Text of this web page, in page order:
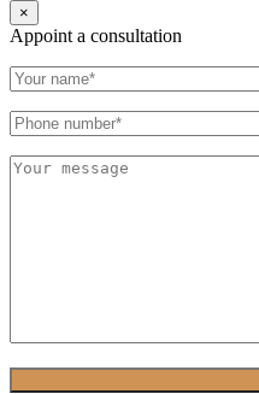
×
Appoint a consultation